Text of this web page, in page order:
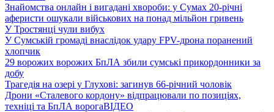
Знайомства онлайн і вигадані хвороби: у Сумах 20-річні
аферисти ошукали військових на понад мільйон гривень
У Тростянці чули вибух
У Сумській громаді внаслідок удару FPV-дрона поранений
хлопчик
29 ворожих ворожих БпЛА збили сумські прикордонники за
добу
Трагедія на озері у Глухові: загинув 66-річний чоловік
Дрони «Сталевого кордону» відпрацювали по позиціях,
техніці та БпЛА ворогаВІДЕО